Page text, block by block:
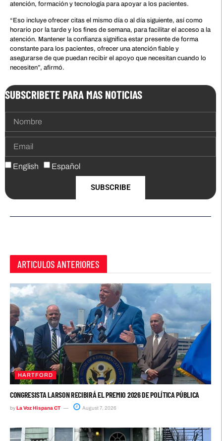
atención, formación y tecnología para apoyar a los pacientes.
“Eso incluye ofrecer citas el mismo día o al día siguiente, así como
horario por la tarde y los fines de semana, para facilitar el acceso a la
atención. Mantener la confianza significa estar presente de forma
constante para los pacientes, ofrecer una atención fiable y
asegurarse de que puedan recibir el apoyo que necesitan cuando lo
necesiten”, afirmó.
SUBSCRIBETE PARA MAS NOTICIAS
English Español
SUBSCRIBE
ARTICULOS ANTERIORES
HARTFORD
CONGRESISTA LARSON RECIBIRÁ EL PREMIO 2026 DE POLÍTICA PÚBLICA
byLa Voz Hispana CT August 7, 2026